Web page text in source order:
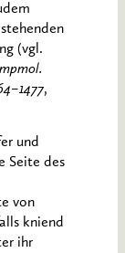
(vgl.
,
und
Seite des
von
kniend
ihr